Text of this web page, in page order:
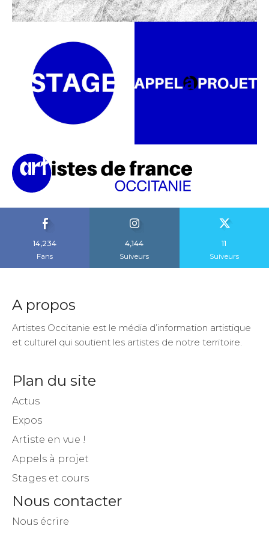
14,234
Fans
4,144
Suiveurs
11
Suiveurs
A propos
Artistes Occitanie est le média d’information artistique
et culturel qui soutient les artistes de notre territoire.
Plan du site
Actus
Expos
Artiste en vue !
Appels à projet
Stages et cours
Nous contacter
Nous écrire